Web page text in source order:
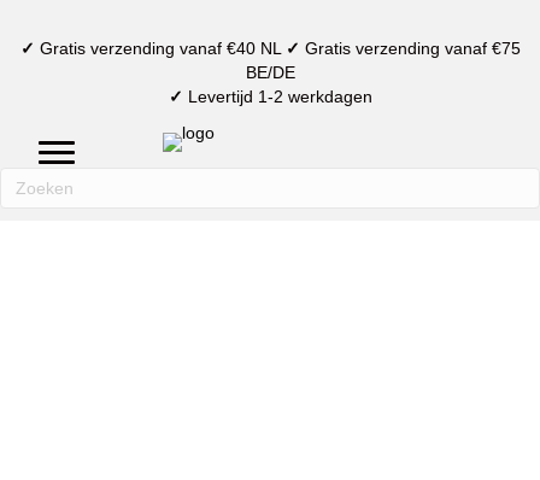
✓ Gratis verzending vanaf €40 NL ✓ Gratis verzending vanaf €75
BE/DE
✓ Levertijd 1-2 werkdagen